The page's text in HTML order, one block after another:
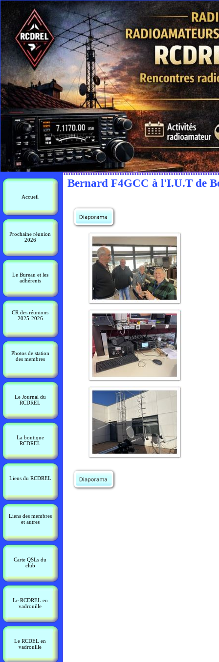
Accueil
Prochaine réunion
2026
Le Bureau et les
adhérents
CR des réunions
2025-2026
Photos de station
des membres
Le Journal du
RCDREL
La boutique
RCDREL
Liens du RCDREL
Liens des membres
et autres
Carte QSLs du
club
Le RCDREL en
vadrouille
Le RCDEL en
vadrouille
Bernard F4GCC à l'I.U.T de